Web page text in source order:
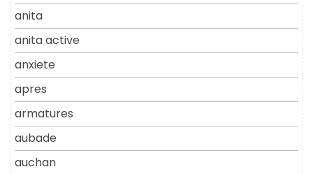
anita
anita active
anxiete
apres
armatures
aubade
auchan